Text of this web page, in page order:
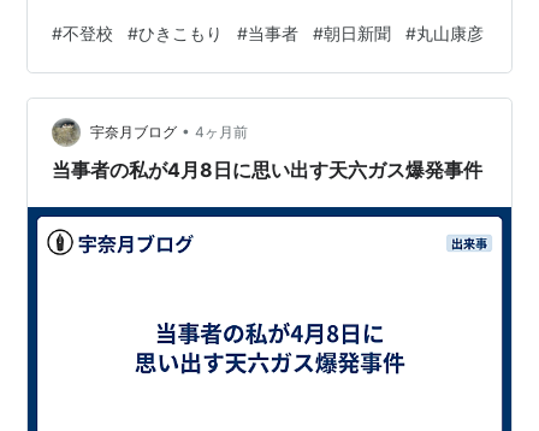
日「朝日新聞デジタル」というニュースサイトに連載さ
れた『ひきこもりのリアル ジリツ、その先へ』（全５
回）のうち、私へのインタビューが第２回として掲載さ
れたことを翌１４日にお知らせしました ↓ 。
husta.hatenablog.com その連載が紙面に掲載されるのが
#不登校 #ひきこもり #当事者 #朝日新聞 #丸山康彦
宇奈月ブログ • 4ヶ月前
当事者の私が4月8日に思い出す天六ガス爆発事件